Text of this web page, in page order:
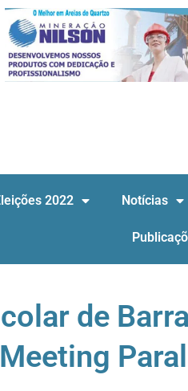
2022 Notícias
de